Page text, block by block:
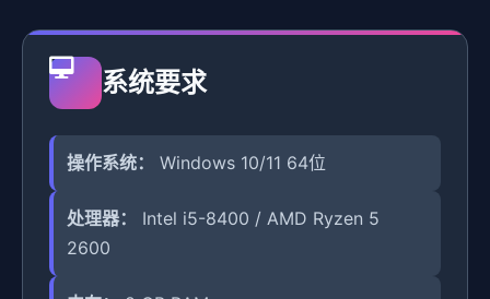
系统要求
操作系统： Windows 10/11 64位
处理器：
Intel i5-8400 / AMD Ryzen 5
2600